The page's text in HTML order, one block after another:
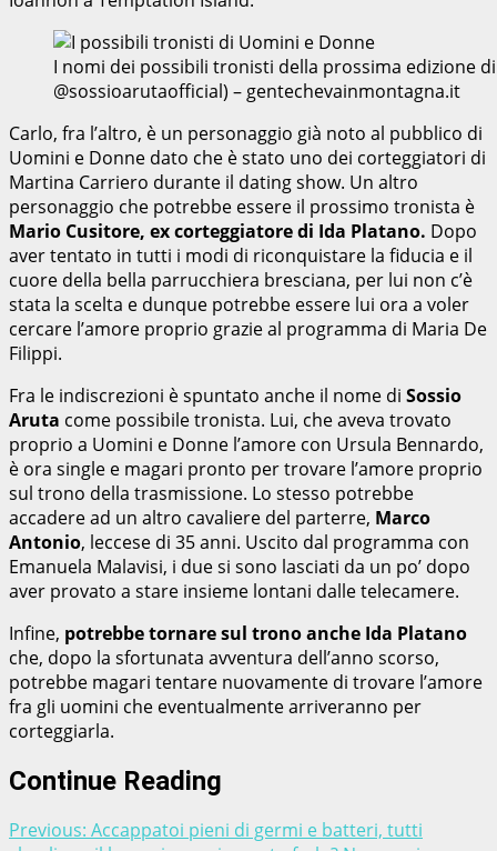
I nomi dei possibili tronisti della prossima edizione
@sossioarutaofficial) – gentechevainmontagna.it
Carlo, fra l’altro, è un personaggio già noto al pubblico di
Uomini e Donne dato che è stato uno dei corteggiatori di
Martina Carriero durante il dating show. Un altro
personaggio che potrebbe essere il prossimo tronista è
Mario Cusitore, ex corteggiatore di Ida Platano. Dopo
aver tentato in tutti i modi di riconquistare la fiducia e il
cuore della bella parrucchiera bresciana, per lui non c’è
stata la scelta e dunque potrebbe essere lui ora a voler
cercare l’amore proprio grazie al programma di Maria De
Filippi.
Fra le indiscrezioni è spuntato anche il nome di Sossio
Aruta come possibile tronista. Lui, che aveva trovato
proprio a Uomini e Donne l’amore con Ursula Bennardo,
è ora single e magari pronto per trovare l’amore proprio
sul trono della trasmissione. Lo stesso potrebbe
accadere ad un altro cavaliere del parterre, Marco
Antonio, leccese di 35 anni. Uscito dal programma con
Emanuela Malavisi, i due si sono lasciati da un po’ dopo
aver provato a stare insieme lontani dalle telecamere.
Infine, potrebbe tornare sul trono anche Ida Platano
che, dopo la sfortunata avventura dell’anno scorso,
potrebbe magari tentare nuovamente di trovare l’amore
fra gli uomini che eventualmente arriveranno per
corteggiarla.
Continue Reading
Previous: Accappatoi pieni di germi e batteri, tutti